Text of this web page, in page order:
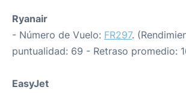
Ryanair
- Número de Vuelo: FR297.
puntualidad: 69 - Retraso promedio:
EasyJet